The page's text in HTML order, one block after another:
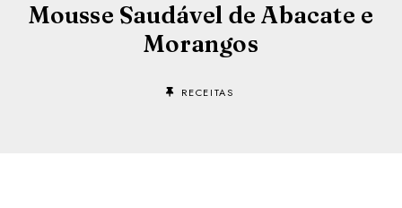
Mousse Saudável de Abacate e
Morangos
RECEITAS